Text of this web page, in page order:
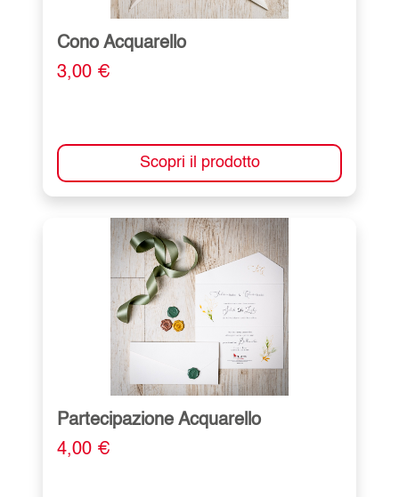
Cono Acquarello
3,00 €
Scopri il prodotto
Partecipazione Acquarello
4,00 €